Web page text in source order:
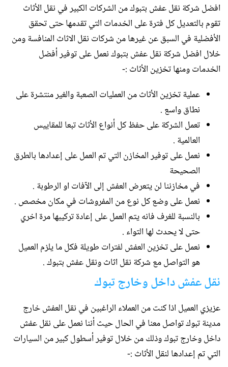
افضل شركة نقل عفش بتبوك من الشركات الكبير في نقل الأثاث
تقوم بالتعديل كل فترة على الخدمات التي تقدمها حتى تحقق
الأفضلية في السبق عن غيرها من شركات نقل الاثاث المنافسة ومن
خلال افضل شركة نقل عفش بتبوك نعمل على توفير أفضل
الخدمات ومنها تخزين الأثاث :-
عملية تخزين الأثاث من العمليات الصعبة والغير منتشرة على
نطاق واسع .
تعمل الشركة على حفظ كل أنواع الأثاث تبعا للمقاييس
العالمية .
نعمل على توفير المخازن التي تم العمل على إعدادها بالطرق
الصحيحة
في مخازننا لن يتعرض العفش إلى الآفات او الرطوبة .
نعمل على وضع كل نوع من المفروشات في مكان مخصص .
بالنسبة للغرف فانه يتم العمل على إعادة تركيبها مرة اخري
حتى لا يحدث لها التواء .
نعمل على تخزين العفش لفترات طويلة فكل ما يلزم العميل
هو التواصل مع شركة نقل اثاث ونقل عفش بتبوك .
نقل عفش داخل وخارج تبوك
عزيزي العميل اذا كنت من العملاء الراغبين في نقل العفش خارج
مدينة تبوك تواصل معنا في الحال حيث أننا نعمل على نقل عفش
داخل وخارج تبوك وذلك من خلال توفير أسطول كبير من السيارات
التي تم إعدادها لنقل الأثاث :-